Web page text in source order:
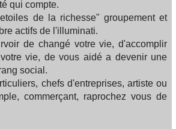
qui compte.
de la richesse" groupement et
actifs de l'illuminati.
de changé votre vie, d'accomplir
vie, de vous aidé a devenir une
social.
chefs d'entreprises, artiste ou
commerçant, raprochez vous de